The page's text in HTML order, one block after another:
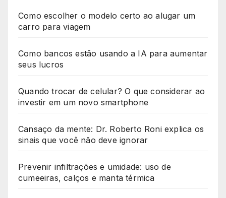
Como escolher o modelo certo ao alugar um
carro para viagem
Como bancos estão usando a IA para aumentar
seus lucros
Quando trocar de celular? O que considerar ao
investir em um novo smartphone
Cansaço da mente: Dr. Roberto Roni explica os
sinais que você não deve ignorar
Prevenir infiltrações e umidade: uso de
cumeeiras, calços e manta térmica